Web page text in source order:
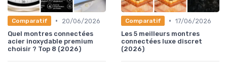
Comparatif •
20/06/2026
Quel montres connectées
acier inoxydable premium
choisir ? Top 8 (2026)
Comparatif • 17/06/2026
Les 5 meilleurs montres
connectées luxe discret
(2026)